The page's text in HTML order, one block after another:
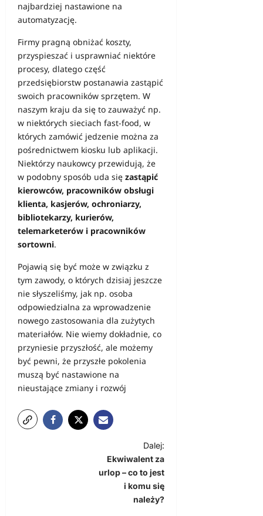
najbardziej nastawione na
automatyzację.
Firmy pragną obniżać koszty,
przyspieszać i usprawniać niektóre
procesy, dlatego część
przedsiębiorstw postanawia zastąpić
swoich pracowników sprzętem. W
naszym kraju da się to zauważyć np.
w niektórych sieciach fast-food, w
których zamówić jedzenie można za
pośrednictwem kiosku lub aplikacji.
Niektórzy naukowcy przewidują, że
w podobny sposób uda się zastąpić
kierowców, pracowników obsługi
klienta, kasjerów, ochroniarzy,
bibliotekarzy, kurierów,
telemarketerów i pracowników
sortowni.
Pojawią się być może w związku z
tym zawody, o których dzisiaj jeszcze
nie słyszeliśmy, jak np. osoba
odpowiedzialna za wprowadzenie
nowego zastosowania dla zużytych
materiałów. Nie wiemy dokładnie, co
przyniesie przyszłość, ale możemy
być pewni, że przyszłe pokolenia
muszą być nastawione na
nieustające zmiany i rozwój
Dalej:
Ekwiwalent za
urlop – co to jest
i komu się
należy?